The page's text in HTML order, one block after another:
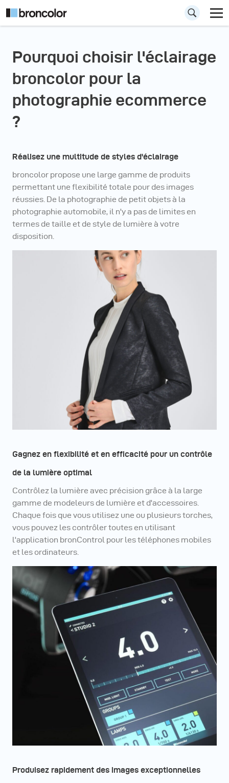
Pourquoi choisir l'éclairage
broncolor pour la
photographie ecommerce
?
Réalisez une multitude de styles d'éclairage
broncolor propose une large gamme de produits
permettant une flexibilité totale pour des images
réussies. De la photographie de petit objets à la
photographie automobile, il n'y a pas de limites en
termes de taille et de style de lumière à votre
disposition.
Gagnez en flexibilité et en efficacité pour un contrôle
de la lumière optimal
Contrôlez la lumière avec précision grâce à la large
gamme de modeleurs de lumière et d'accessoires.
Chaque fois que vous utilisez une ou plusieurs torches,
vous pouvez les contrôler toutes en utilisant
l'application bronControl pour les téléphones mobiles
et les ordinateurs.
Produisez rapidement des images exceptionnelles